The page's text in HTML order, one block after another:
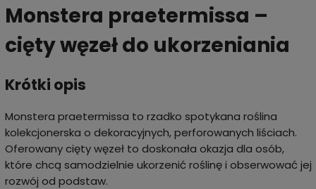
Monstera praetermissa –
cięty węzeł do ukorzeniania
Krótki opis
Monstera praetermissa to rzadko spotykana roślina
kolekcjonerska o dekoracyjnych, perforowanych liściach.
Oferowany cięty węzeł to doskonała okazja dla osób,
które chcą samodzielnie ukorzenić roślinę i obserwować jej
rozwój od podstaw.